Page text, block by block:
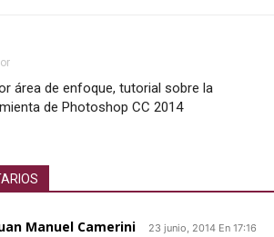
área de enfoque, tutorial sobre la
de Photoshop CC 2014
Manuel Camerini 23 junio, 2014 En 17:16